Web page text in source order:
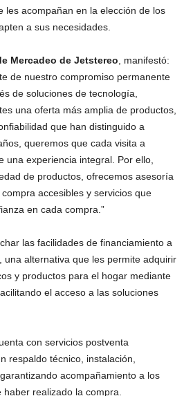
les acompañan en la elección de los
a sus necesidades.
Mercadeo de Jetstereo , manifestó:
de nuestro compromiso permanente
de soluciones de tecnología,
una oferta más amplia de productos,
que han distinguido a
queremos que cada visita a
una experiencia integral. Por ello,
de productos, ofrecemos asesoría
accesibles y servicios que
en cada compra.”
las facilidades de financiamiento a
una alternativa que les permite adquirir
y productos para el hogar mediante
el acceso a las soluciones
con servicios postventa
respaldo técnico, instalación,
acompañamiento a los
realizado la compra.